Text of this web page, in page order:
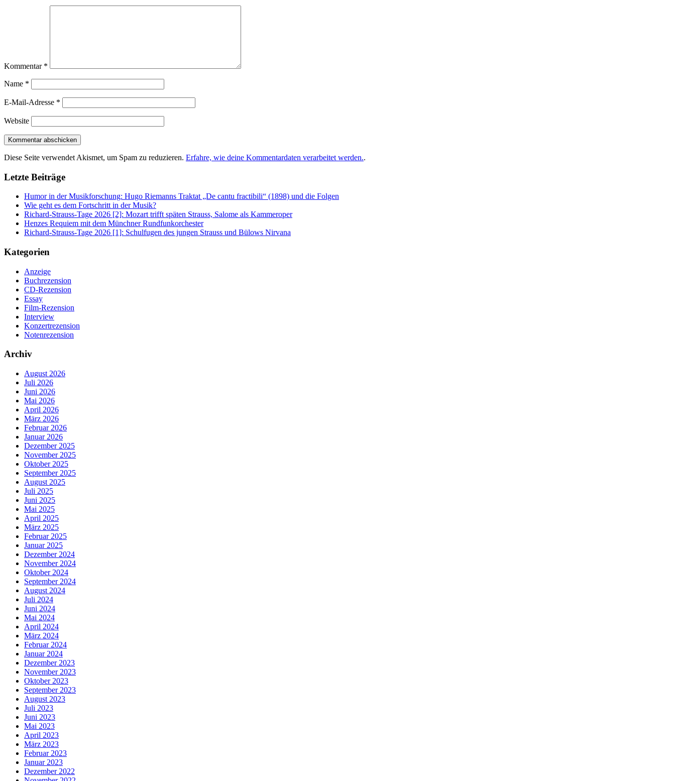
Kommentar *
Name *
E-Mail-Adresse *
Website
Diese Seite verwendet Akismet, um Spam zu reduzieren. Erfahre, wie deine Kommentardaten verarbeitet werden..
Letzte Beiträge
Humor in der Musikforschung: Hugo Riemanns Traktat „De cantu fractibili“ (1898) und die Folgen
Wie geht es dem Fortschritt in der Musik?
Richard-Strauss-Tage 2026 [2]: Mozart trifft späten Strauss, Salome als Kammeroper
Henzes Requiem mit dem Münchner Rundfunkorchester
Richard-Strauss-Tage 2026 [1]: Schulfugen des jungen Strauss und Bülows Nirvana
Kategorien
Anzeige
Buchrezension
CD-Rezension
Essay
Film-Rezension
Interview
Konzertrezension
Notenrezension
Archiv
August 2026
Juli 2026
Juni 2026
Mai 2026
April 2026
März 2026
Februar 2026
Januar 2026
Dezember 2025
November 2025
Oktober 2025
September 2025
August 2025
Juli 2025
Juni 2025
Mai 2025
April 2025
März 2025
Februar 2025
Januar 2025
Dezember 2024
November 2024
Oktober 2024
September 2024
August 2024
Juli 2024
Juni 2024
Mai 2024
April 2024
März 2024
Februar 2024
Januar 2024
Dezember 2023
November 2023
Oktober 2023
September 2023
August 2023
Juli 2023
Juni 2023
Mai 2023
April 2023
März 2023
Februar 2023
Januar 2023
Dezember 2022